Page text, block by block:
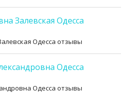
Залевская Одесса
Одесса отзывы
Одесса
Одесса отзывы